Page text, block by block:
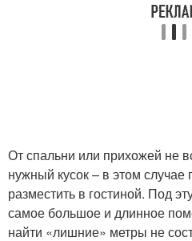
От спальни или прихожей не
нужный кусок – в этом
разместить в гостиной. Под
самое большое и длинное
найти «лишние» метры не